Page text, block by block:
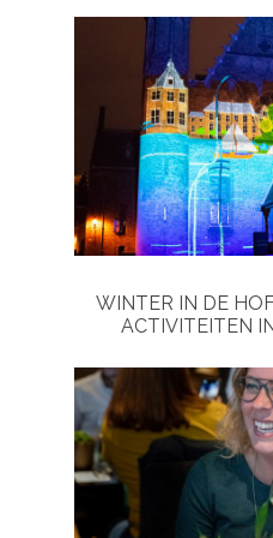
WINTER IN DE
ACTIVITEITEN